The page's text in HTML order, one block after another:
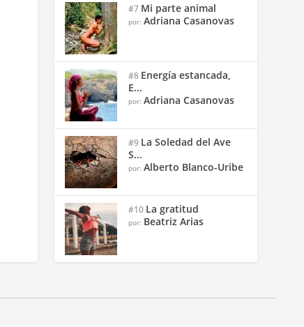
#7 Mi parte animal
por:Adriana Casanovas
#8 Energía estancada,
E...
por:Adriana Casanovas
#9 La Soledad del Ave
S...
por:Alberto Blanco-Uribe
#10 La gratitud
por: Beatriz Arias